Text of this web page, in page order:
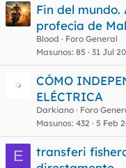
Fin del
profecía de
Blood
Foro General
Masunos 85 31 Jul
CÓMO
ELÉCTRICA
Darkiano
Foro
Masunos 432 5 Feb
E
transferi